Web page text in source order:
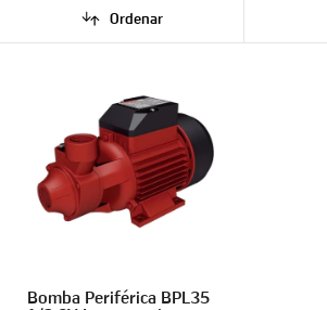
Ordenar
Bomba Periférica BPL35